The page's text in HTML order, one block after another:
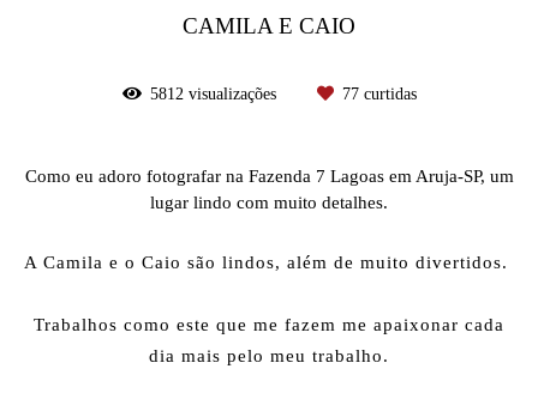
CAMILA E CAIO
5812 visualizações 77curtidas
Como eu adoro fotografar na Fazenda 7 Lagoas em Aruja-SP, um
lugar lindo com muito detalhes.
A Camila e o Caio são lindos, além de muito divertidos.
Trabalhos como este que me fazem me apaixonar cada
dia mais pelo meu trabalho.